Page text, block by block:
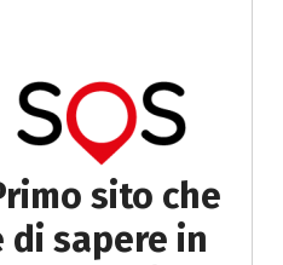
sito che
sapere in